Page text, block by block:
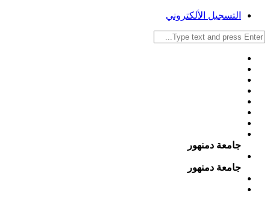
التسجيل الألكتروني
جامعة دمنهور
جامعة دمنهور